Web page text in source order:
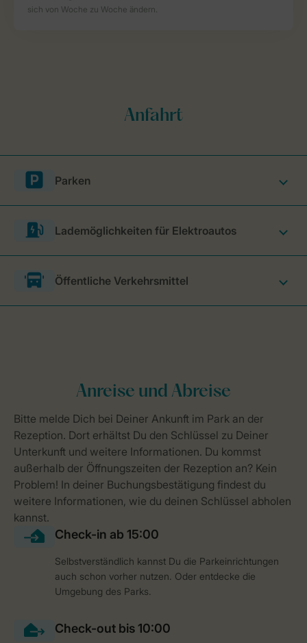
Parken
Lademöglichkeiten für Elektroautos
Öffentliche Verkehrsmittel
Selbstverständlich kannst Du die Parkeinrichtungen
auch schon vorher nutzen. Oder entdecke die
Umgebung des Parks.